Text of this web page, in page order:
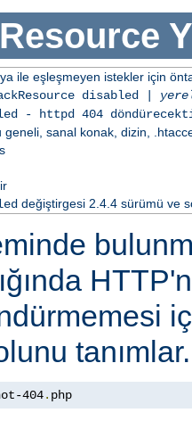
ile eşleşmeyen istekler için
disabled |
- httpd 404
geneli, sanal konak, dizin,
değiştirgesi 2.4.4 sürümü ve
404. php